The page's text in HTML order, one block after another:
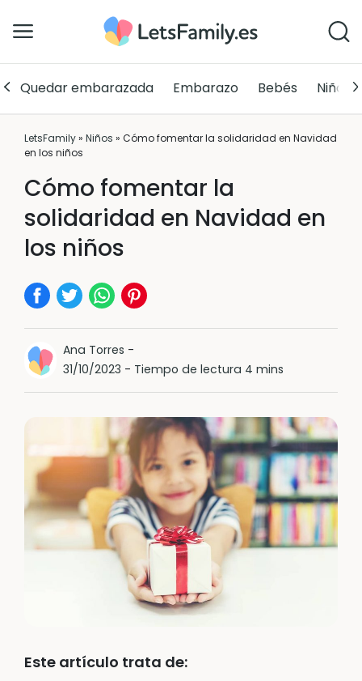
Quedar embarazada Embarazo Bebés Niños
LetsFamily» Niños » Cómo fomentar la solidaridad en Navidad
en los niños
Cómo fomentar la
solidaridad en Navidad en
los niños
Ana Torres -
31/10/2023 - Tiempo de lectura 4 mins
Este artículo trata de: